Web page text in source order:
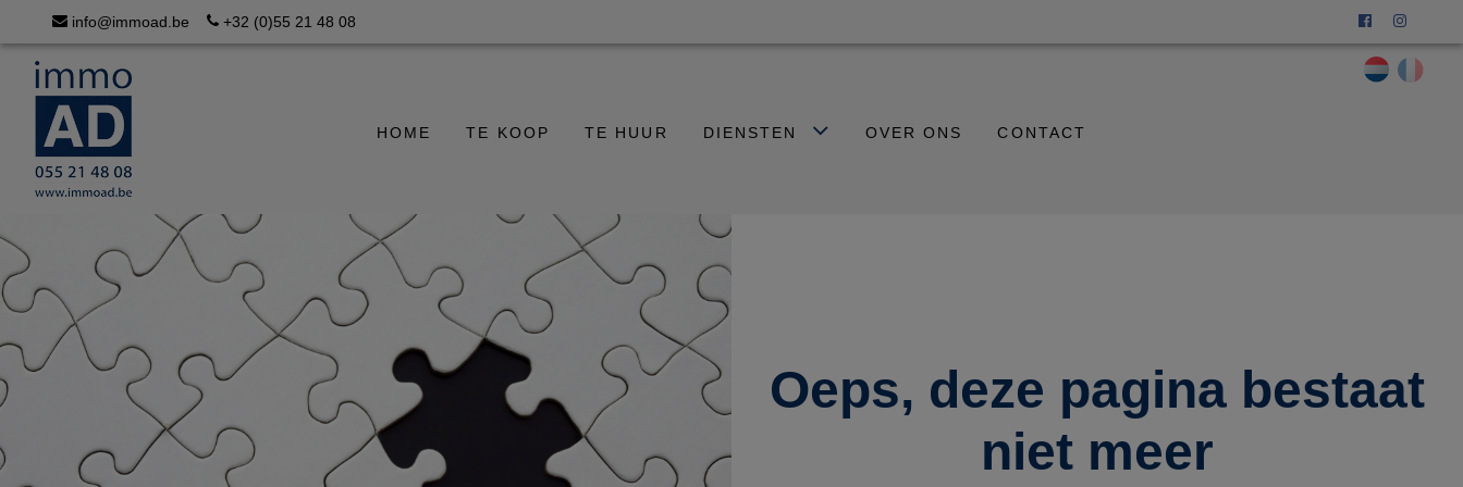
info@immoad.be +32 (0)55 21 48 08
HOME TE KOOP TE HUUR DIENSTEN OVER ONS CONTACT
Oeps, deze pagina bestaat
niet meer